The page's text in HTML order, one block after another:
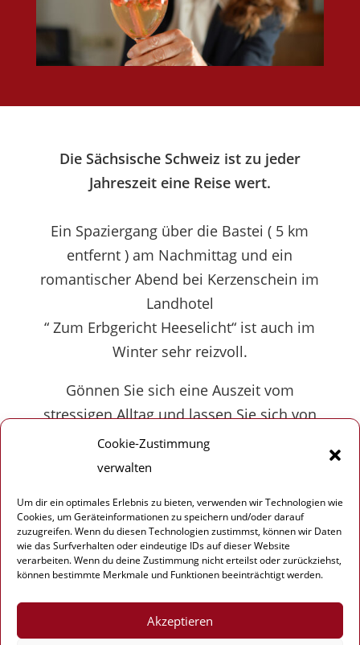
Cookie-Zustimmung
verwalten
Um dir ein optimales Erlebnis zu bieten, verwenden wir Technologien wie
Cookies, um Geräteinformationen zu speichern und/oder darauf
zuzugreifen. Wenn du diesen Technologien zustimmst, können wir Daten
wie das Surfverhalten oder eindeutige IDs auf dieser Website
verarbeiten. Wenn du deine Zustimmung nicht erteilst oder zurückziehst,
können bestimmte Merkmale und Funktionen beeinträchtigt werden.
Akzeptieren
Die Sächsische Schweiz ist zu jeder
Jahreszeit eine Reise wert.
Ein Spaziergang über die Bastei ( 5 km
entfernt ) am Nachmittag und ein
romantischer Abend bei Kerzenschein im
Landhotel
“ Zum Erbgericht Heeselicht“ ist auch im
Winter sehr reizvoll.
Gönnen Sie sich eine Auszeit vom
stressigen Alltag und lassen Sie sich von
unserem Team 3 Tage lang verwöhnen.
Bestaunen Sie in dieser Zeit die
erleben Sie die bezaubernden Kunstwerke
in ursprünglich barocker Inszenierung.